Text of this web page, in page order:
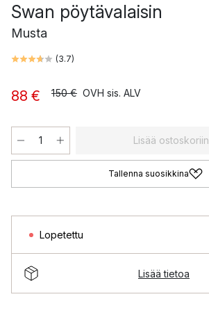
Swan pöytävalaisin
Musta
(3.7)
88 € 150 € OVH sis. ALV
Lisää ostoskoriin
Tallenna suosikkina
Lopetettu
Lisää tietoa